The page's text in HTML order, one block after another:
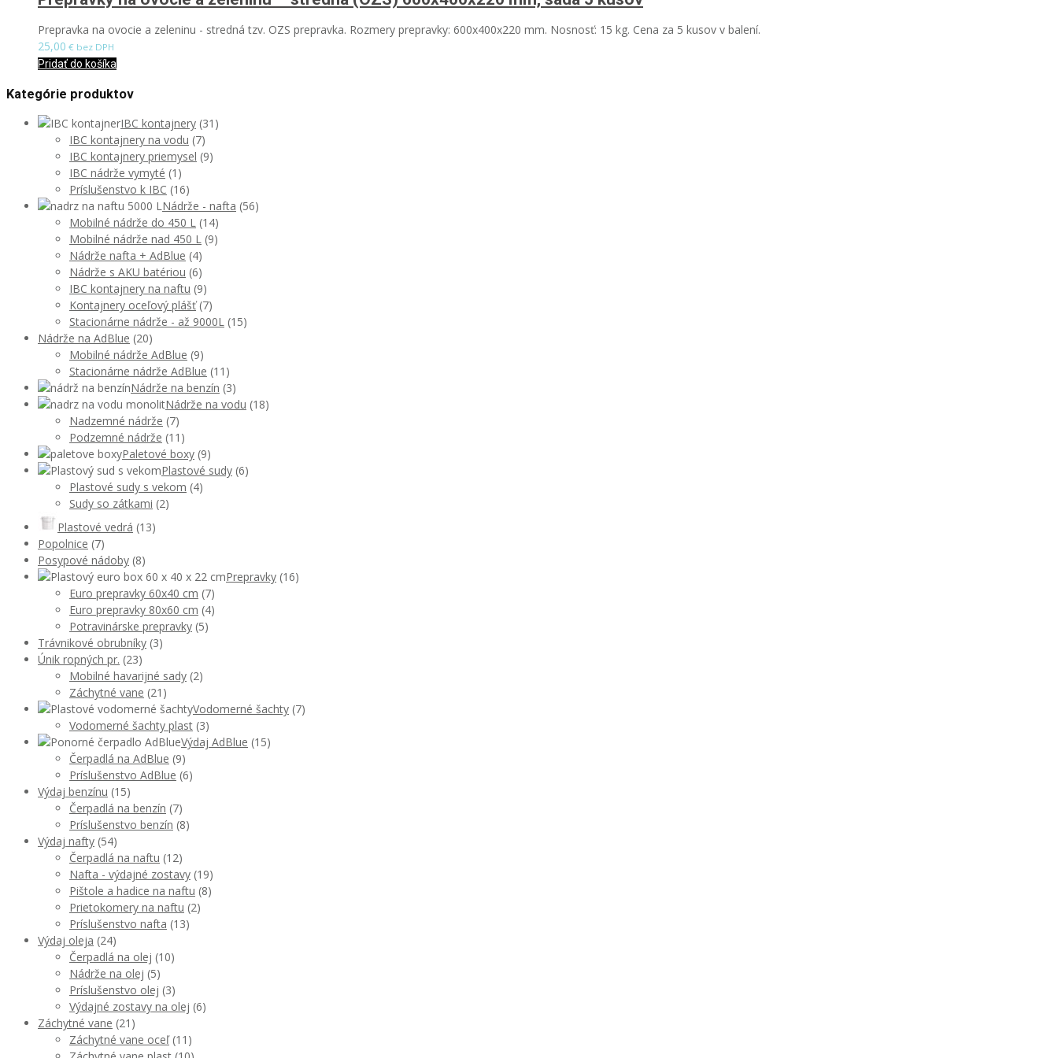
Prepravka na ovocie a zeleninu - stredná tzv. OZS prepravka. Rozmery prepravky: 600x400x220 mm. Nosnosť: 15 kg. Cena za 5 kusov v balení.
25,00 € bez DPH
Pridať do košíka
Kategórie produktov
IBC kontajnery (31)
IBC kontajnery na vodu (7)
IBC kontajnery priemysel (9)
IBC nádrže vymyté (1)
Príslušenstvo k IBC (16)
Nádrže - nafta (56)
Mobilné nádrže do 450 L (14)
Mobilné nádrže nad 450 L (9)
Nádrže nafta + AdBlue (4)
Nádrže s AKU batériou (6)
IBC kontajnery na naftu (9)
Kontajnery oceľový plášť (7)
Stacionárne nádrže - až 9000L (15)
Nádrže na AdBlue (20)
Mobilné nádrže AdBlue (9)
Stacionárne nádrže AdBlue (11)
Nádrže na benzín (3)
Nádrže na vodu (18)
Nadzemné nádrže (7)
Podzemné nádrže (11)
Paletové boxy (9)
Plastové sudy (6)
Plastové sudy s vekom (4)
Sudy so zátkami (2)
Plastové vedrá (13)
Popolnice (7)
Posypové nádoby (8)
Prepravky (16)
Euro prepravky 60x40 cm (7)
Euro prepravky 80x60 cm (4)
Potravinárske prepravky (5)
Trávnikové obrubníky (3)
Únik ropných pr. (23)
Mobilné havarijné sady (2)
Záchytné vane (21)
Vodomerné šachty (7)
Vodomerné šachty plast (3)
Výdaj AdBlue (15)
Čerpadlá na AdBlue (9)
Príslušenstvo AdBlue (6)
Výdaj benzínu (15)
Čerpadlá na benzín (7)
Príslušenstvo benzín (8)
Výdaj nafty (54)
Čerpadlá na naftu (12)
Nafta - výdajné zostavy (19)
Pištole a hadice na naftu (8)
Prietokomery na naftu (2)
Príslušenstvo nafta (13)
Výdaj oleja (24)
Čerpadlá na olej (10)
Nádrže na olej (5)
Príslušenstvo olej (3)
Výdajné zostavy na olej (6)
Záchytné vane (21)
Záchytné vane oceľ (11)